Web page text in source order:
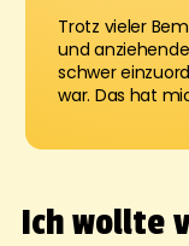
Trotz vieler
und
schwer
war. Das hat
Ich wollte